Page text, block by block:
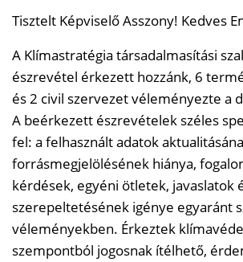
Tisztelt Képviselő Asszony! Kedves
A Klímastratégia társadalmasítási
észrevétel érkezett hozzánk, 6
és 2 civil szervezet véleményezte a
A beérkezett észrevételek széles
fel: a felhasznált adatok
forrásmegjelölésének hiánya,
kérdések, egyéni ötletek, javaslatok
szerepeltetésének igénye egyaránt
véleményekben. Érkeztek
szempontból jogosnak ítélhető,